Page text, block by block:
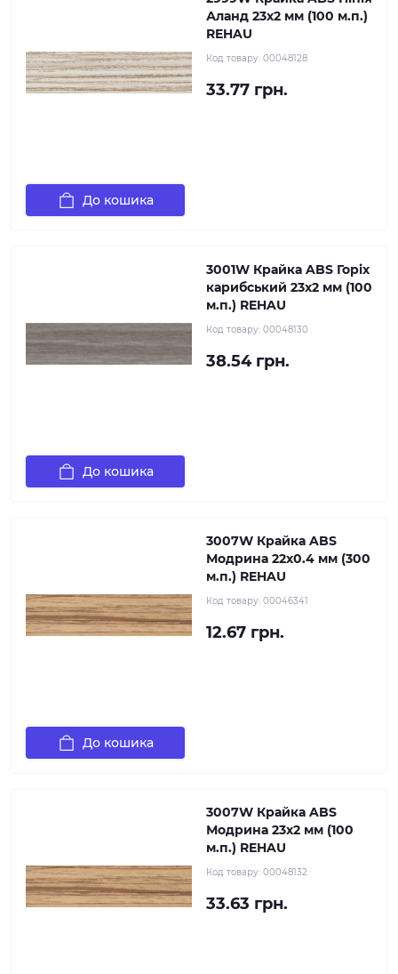
Аланд 23х2 мм (100 м.п.)
REHAU
Код товару: 00048128
33.77 грн.
До кошика
3001W Крайка ABS Горіх
карибський 23х2 мм (100
м.п.) REHAU
Код товару: 00048130
38.54 грн.
До кошика
3007W Крайка ABS
Модрина 22х0.4 мм (300
м.п.) REHAU
Код товару: 00046341
12.67 грн.
До кошика
3007W Крайка ABS
Модрина 23х2 мм (100
м.п.) REHAU
Код товару: 00048132
33.63 грн.